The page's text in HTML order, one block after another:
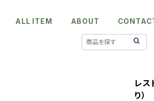
ALL ITEM ABOUT
レス
り）